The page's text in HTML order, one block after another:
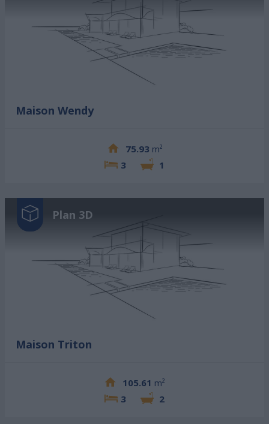
Maison Wendy
75.93 m²
3
1
Plan 3D
Maison Triton
105.61 m²
3
2